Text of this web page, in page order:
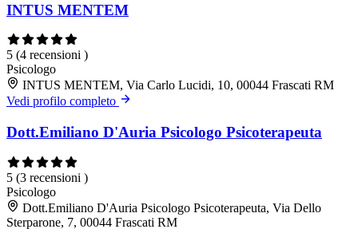
INTUS MENTEM
5 (4 recensioni )
Psicologo
INTUS MENTEM, Via Carlo Lucidi, 10, 00044 Frascati RM
Vedi profilo completo
Dott.Emiliano D'Auria Psicologo Psicoterapeuta
5 (3 recensioni )
Psicologo
Dott.Emiliano D'Auria Psicologo Psicoterapeuta, Via Dello
Sterparone, 7, 00044 Frascati RM